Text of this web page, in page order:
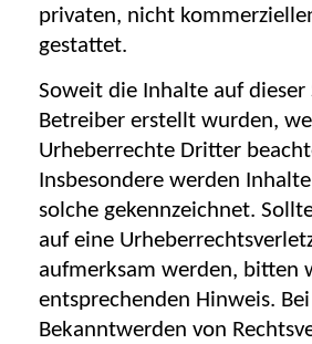
privaten, nicht
gestattet.
Soweit die Inhalte auf
Betreiber erstellt wurden,
Urheberrechte Dritter
Insbesondere werden
solche gekennzeichnet.
auf eine
aufmerksam werden, bitten
entsprechenden Hinweis. Bei
Bekanntwerden von